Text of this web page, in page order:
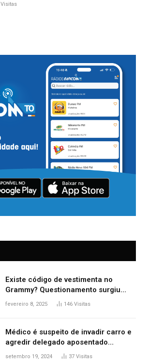
Visitas
Existe código de vestimenta no
Grammy? Questionamento surgiu
após Bianca Censori, mulher de
fevereiro 8, 2025 146 Visitas
Médico é suspeito de invadir carro e
agredir delegado aposentado
durante confusão no trânsito
setembro 19, 2024 37 Visitas